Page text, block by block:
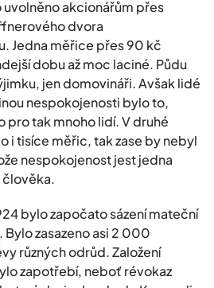
uvolněno akcionářům přes
dvora
Jedna měřice přes 90 kč
dobu až moc laciné. Půdu
jen domovináři. Avšak lidé
nespokojenosti bylo to,
pro tak mnoho lidí. V druhé
i tisíce měřic, tak zase by nebyl
nespokojenost jest jedna
člověka.
bylo započato sázení mateční
zasazeno asi 2 000
různých odrůd. Založení
zapotřebí, neboť révokaz